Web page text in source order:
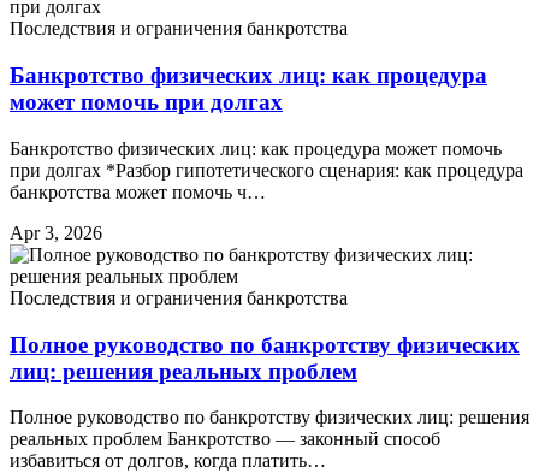
Последствия и ограничения банкротства
Банкротство физических лиц: как процедура
может помочь при долгах
Банкротство физических лиц: как процедура может помочь
при долгах *Разбор гипотетического сценария: как процедура
банкротства может помочь ч…
Apr 3, 2026
Последствия и ограничения банкротства
Полное руководство по банкротству физических
лиц: решения реальных проблем
Полное руководство по банкротству физических лиц: решения
реальных проблем Банкротство — законный способ
избавиться от долгов, когда платить…